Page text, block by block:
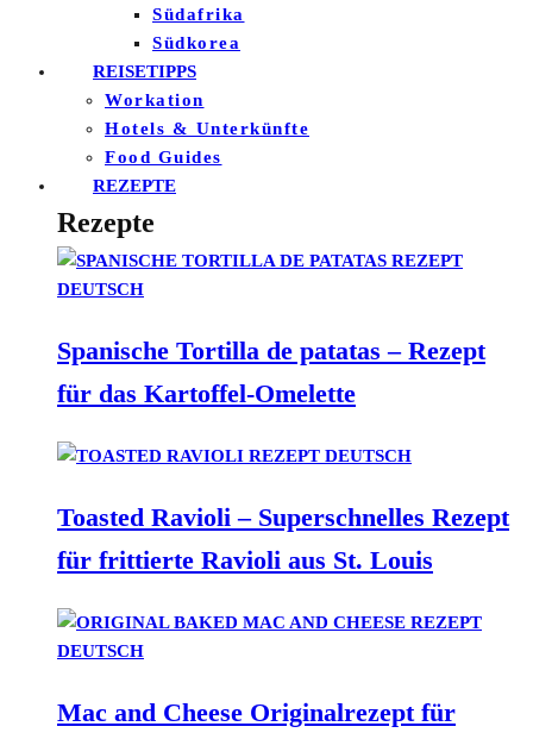
Südafrika
Südkorea
REISETIPPS
Workation
Hotels & Unterkünfte
Food Guides
REZEPTE
Rezepte
Spanische Tortilla de patatas – Rezept
für das Kartoffel-Omelette
Toasted Ravioli – Superschnelles Rezept
für frittierte Ravioli aus St. Louis
Mac and Cheese Originalrezept für